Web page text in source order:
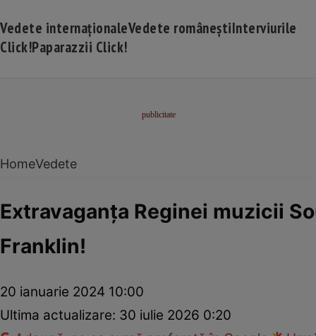
Vedete internaționaleVedete româneștiInterviurile
Click!Paparazzii Click!
HomeVedete
Extravaganța Reginei muzicii
Franklin!
20 ianuarie 2024 10:00
Ultima actualizare: 30 iulie 2026 0:20